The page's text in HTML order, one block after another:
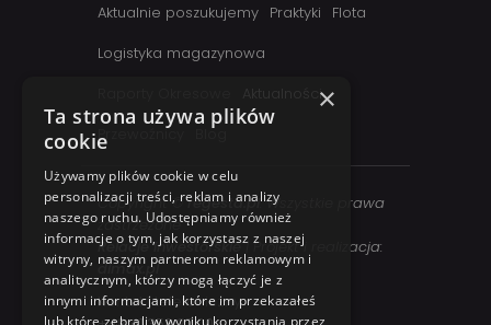
Aktualnie poszukujemy Praktyki
Flota
Logistyka magazynowa
Aktualności
Przewoźnicy
Blog
Copyright ©regesta.pl. Wszystkie prawa
zastrzezone
Relacje inwestorskie| Projekt i realizacja:
dimax.pl
Kontakt telefoniczny:
×
Ta strona używa plików
cookie
Używamy plików cookie w celu
personalizacji treści, reklam i analizy
naszego ruchu. Udostępniamy również
informacje o tym, jak korzystasz z naszej
witryny, naszym partnerom reklamowym i
analitycznym, którzy mogą łączyć je z
innymi informacjami, które im przekazałeś
lub które zebrali w wyniku korzystania przez